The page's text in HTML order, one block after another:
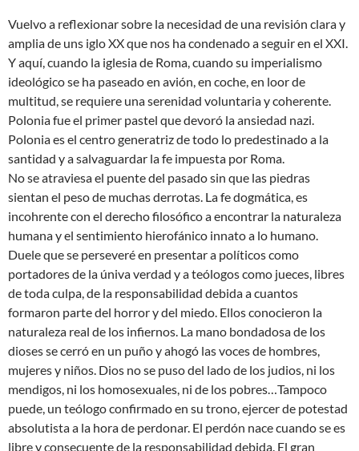
Vuelvo a reflexionar sobre la necesidad de una revisión clara y
amplia de uns iglo XX que nos ha condenado a seguir en el XXI.
Y aquí, cuando la iglesia de Roma, cuando su imperialismo
ideológico se ha paseado en avión, en coche, en loor de
multitud, se requiere una serenidad voluntaria y coherente.
Polonia fue el primer pastel que devoró la ansiedad nazi.
Polonia es el centro generatriz de todo lo predestinado a la
santidad y a salvaguardar la fe impuesta por Roma.
No se atraviesa el puente del pasado sin que las piedras
sientan el peso de muchas derrotas. La fe dogmática, es
incohrente con el derecho filosófico a encontrar la naturaleza
humana y el sentimiento hierofánico innato a lo humano.
Duele que se perseveré en presentar a políticos como
portadores de la úniva verdad y a teólogos como jueces, libres
de toda culpa, de la responsabilidad debida a cuantos
formaron parte del horror y del miedo. Ellos conocieron la
naturaleza real de los infiernos. La mano bondadosa de los
dioses se cerró en un puño y ahogó las voces de hombres,
mujeres y niños. Dios no se puso del lado de los judios, ni los
mendigos, ni los homosexuales, ni de los pobres…Tampoco
puede, un teólogo confirmado en su trono, ejercer de potestad
absolutista a la hora de perdonar. El perdón nace cuando se es
libre y consecuente de la responsabilidad debida. El gran